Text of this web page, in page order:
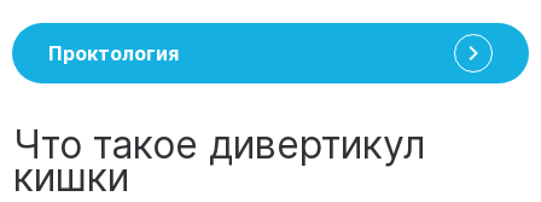
Проктология
Что такое дивертикул
кишки